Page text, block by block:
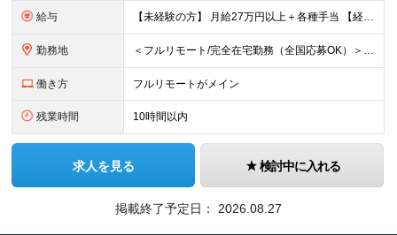
給与 【未経験の方】 月給27万円以上＋各種手当 【経験3年以上の方】 月給30万円以上＋各種手当 ※経験・スキル・年齢を考慮の上、決定します ※試用期間中（2〜3ヶ月）も同条件 ※残業代は全額別途支給
勤務地 ＜フルリモート/完全在宅勤務（全国応募OK）＞ ★自宅/カフェなど、あなたが働きやすい場所で働けます ★転居を伴う転勤はありません ★全国47都道府県どこからでも応募OK ■本社 東京都新宿区山吹町
働き方 フルリモートがメイン
残業時間 10時間以内
求人を見る 検討中に入れる
掲載終了予定日： 2026.08.27